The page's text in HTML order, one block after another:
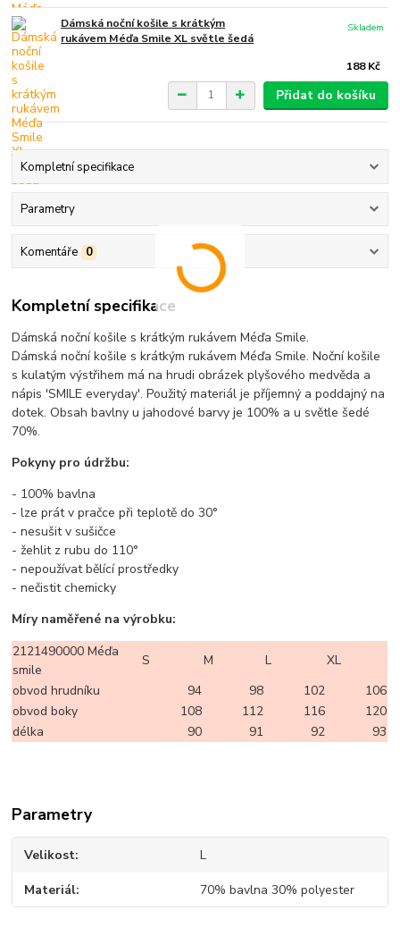
Dámská noční košile s krátkým
rukávem Méďa Smile XL světle šedá
188 Kč
Skladem
Přidat do košíku
Kompletní specifikace
Parametry
Komentáře 0
Kompletní specifikace
Dámská noční košile s krátkým rukávem Méďa Smile.
Dámská noční košile s krátkým rukávem Méďa Smile. Noční košile
s kulatým výstřihem má na hrudi obrázek plyšového medvěda a
nápis 'SMILE everyday'. Použitý materiál je příjemný a poddajný na
dotek. Obsah bavlny u jahodové barvy je 100% a u světle šedé
70%.
Pokyny pro údržbu:
- 100% bavlna
- lze prát v pračce při teplotě do 30°
- nesušit v sušičce
- žehlit z rubu do 110°
- nepoužívat bělící prostředky
- nečistit chemicky
Míry naměřené na výrobku:
2121490000 Méďa
smile
S M L
XL
obvod hrudníku
94 98 102
106
obvod boky
108 112 116
120
délka
90 91 92 93
Parametry
Velikost L
Materiál 70% bavlna 30% polyester